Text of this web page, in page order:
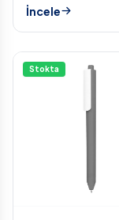
İncele
Stokta